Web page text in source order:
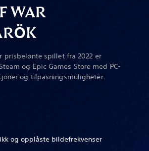
WAR
ÖK
prisbelønte spillet fra 2022 er
og Epic Games Store med PC-
og tilpasningsmuligheter.
og opplåste bildefrekvenser